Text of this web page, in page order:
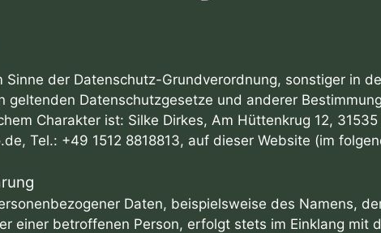
Sinne der Datenschutz-Grundverordnung, sonstiger in
geltenden Datenschutzgesetze und anderer
Charakter ist: Silke Dirkes, Am Hüttenkrug 12,
Tel.: +49 1512 8818813, auf dieser Website (im
Daten, beispielsweise des Namens,
einer betroffenen Person, erfolgt stets im Einklang mit